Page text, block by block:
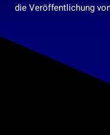
die Veröffentlichung